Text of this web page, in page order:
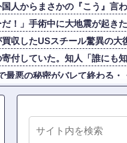
国人からまさかの『こう』言
！」手術中に大地震が起き
収したUSスチール驚異の大
付していた。知人「誰にも
最悪の秘密がバレて終わる・
たらどっちのほうが上なの
イカwww